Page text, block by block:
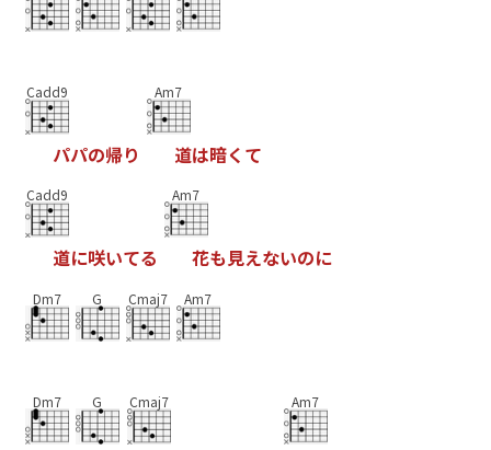
Cadd9
パパの帰り
Am7
道は暗く て
Cadd9
道に咲いてる
Am7
花も見えないのに
Dm7 G Cmaj7 Am7
Dm7 G Cmaj7 Am7